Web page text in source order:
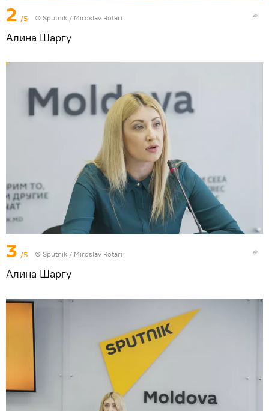
2 /5 © Sputnik / Miroslav Rotari
Алина Шаргу
3 /5 © Sputnik / Miroslav Rotari
Алина Шаргу